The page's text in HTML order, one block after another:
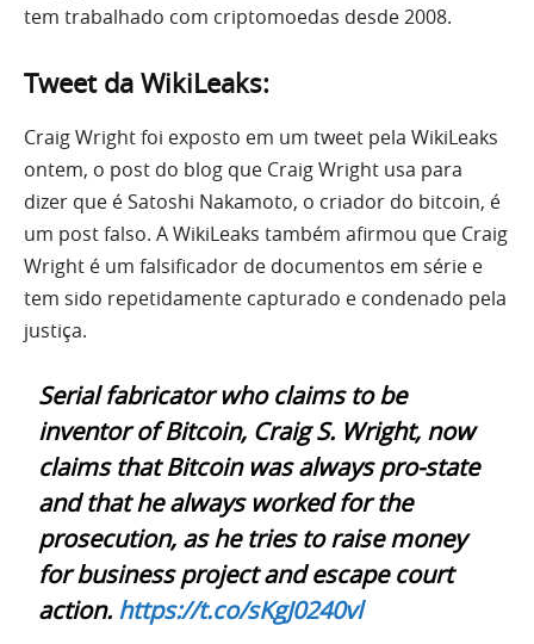
tem trabalhado com criptomoedas desde 2008.
Tweet da WikiLeaks:
Craig Wright foi exposto em um tweet pela WikiLeaks
ontem, o post do blog que Craig Wright usa para
dizer que é Satoshi Nakamoto, o criador do bitcoin, é
um post falso. A WikiLeaks também afirmou que Craig
Wright é um falsificador de documentos em série e
tem sido repetidamente capturado e condenado pela
justiça.
Serial fabricator who claims to be
inventor of Bitcoin, Craig S. Wright, now
claims that Bitcoin was always pro-state
and that he always worked for the
prosecution, as he tries to raise money
for business project and escape court
action. https://t.co/sKgJ0240vl